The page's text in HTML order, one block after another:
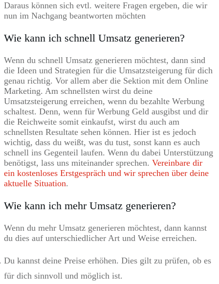
Daraus können sich evtl. weitere Fragen ergeben, die wir
nun im Nachgang beantworten möchten
Wie kann ich schnell Umsatz generieren?
Wenn du schnell Umsatz generieren möchtest, dann sind
die Ideen und Strategien für die Umsatzsteigerung für dich
genau richtig. Vor allem aber die Sektion mit dem Online
Marketing. Am schnellsten wirst du deine
Umsatzsteigerung erreichen, wenn du bezahlte Werbung
schaltest. Denn, wenn für Werbung Geld ausgibst und dir
die Reichweite somit einkaufst, wirst du auch am
schnellsten Resultate sehen können. Hier ist es jedoch
wichtig, dass du weißt, was du tust, sonst kann es auch
schnell ins Gegenteil laufen. Wenn du dabei Unterstützung
benötigst, lass uns miteinander sprechen. Vereinbare dir
ein kostenloses Erstgespräch und wir sprechen über deine
aktuelle Situation.
Wie kann ich mehr Umsatz generieren?
Wenn du mehr Umsatz generieren möchtest, dann kannst
du dies auf unterschiedlicher Art und Weise erreichen.
Du kannst deine Preise erhöhen. Dies gilt zu prüfen, ob es
für dich sinnvoll und möglich ist.